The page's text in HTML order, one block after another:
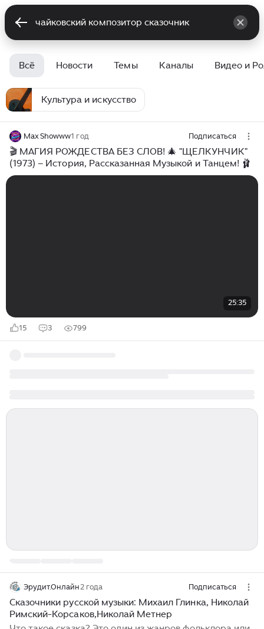
Всё Новости Темы Каналы Видео и
Культура и искусство
Max Showww1 год Подписаться
🎬 МАГИЯ РОЖДЕСТВА БЕЗ СЛОВ! 🎄 "ЩЕЛКУНЧИК"
(1973) – История, Рассказанная Музыкой и Танцем! 🩰
25:35
15 3 799
Эрудит.Онлайн 2 года Подписаться
Сказочники русской музыки: Михаил Глинка, Николай
Римский-Корсаков,Николай Метнер